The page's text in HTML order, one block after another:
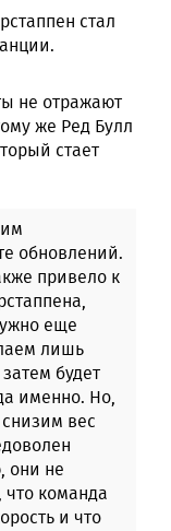
стал
не отражают
же Ред Булл
стает
обновлений.
привело к
еще
лишь
будет
именно. Но,
вес
они не
команда
и что